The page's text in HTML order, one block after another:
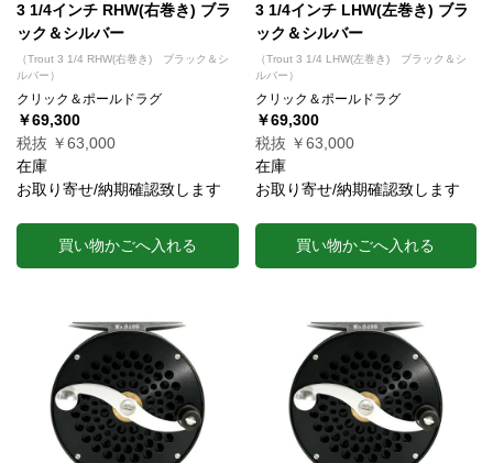
3 1/4インチ RHW(右巻き) ブラ
ック＆シルバー
（Trout 3 1/4 RHW(右巻き) ブラック＆シ
ルバー）
クリック＆ポールドラグ
￥69,300
税抜 ￥63,000
在庫
お取り寄せ/納期確認致します
買い物かごへ入れる
3 1/4インチ LHW(左巻き) ブラ
ック＆シルバー
（Trout 3 1/4 LHW(左巻き) ブラック＆シ
ルバー）
クリック＆ポールドラグ
￥69,300
税抜 ￥63,000
在庫
お取り寄せ/納期確認致します
買い物かごへ入れる